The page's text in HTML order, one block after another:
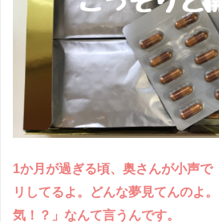
1か月が過ぎる頃、奥さんが小声で
リしてるよ。どんな夢見てんのよ
気！？」なんて言うんです。